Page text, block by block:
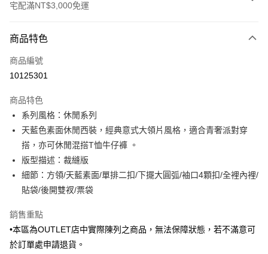
宅配滿NT$3,000免運
信用卡一次付款
信用卡分期付款
合作金庫商業銀行
華南商業銀行
上海商業儲蓄銀行
台北富邦商業銀行
國泰世華商業銀行
臺灣中小企業銀行
匯豐（台灣）商業銀行
華泰商業銀行
聯邦商業銀行
遠東國際商業銀行
元大商業銀行
台新國際商業銀行
台灣樂天信用卡公司
6 期 0 利率 每期
華南商業銀行
彰化商業銀行
上海商業儲蓄銀行
國泰世華商業銀行
臺灣中小企業銀行
台中商業銀行
匯豐（台灣）商業銀行
元大商業銀行
玉山商業銀行
星展（台灣）商業銀行
台灣樂天信用卡公司
LINE Pay
Apple Pay
街口支付
悠遊付
Google Pay
商品特色
商品編號
10125301
商品特色
系列風格：休閒系列
天藍色素面休閒西裝，經典意式大領片風格，適合青奢派對穿
搭，亦可休閒混搭T恤牛仔褲 。
版型描述：裁縫版
細節：方領/天藍素面/單排二扣/下擺大圓弧/袖口4顆扣/全裡內裡/
貼袋/後開雙衩/票袋
銷售重點
•本區為OUTLET店中實際陳列之商品，無法保障狀態，若不滿意可
於訂單處申請退貨。